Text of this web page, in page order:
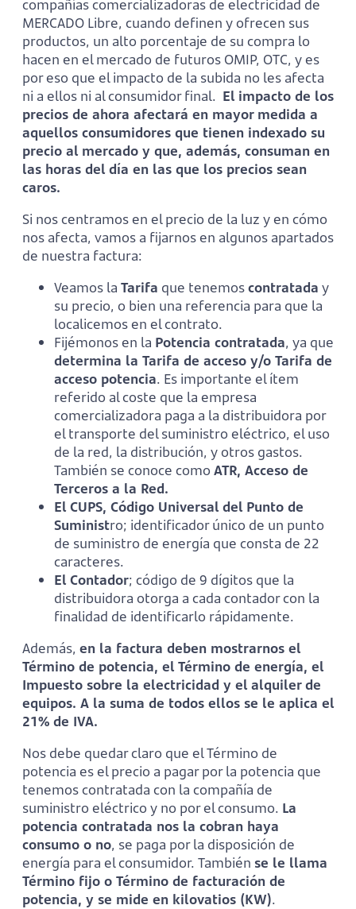
compañías comercializadoras de electricidad de
MERCADO Libre, cuando definen y ofrecen sus
productos, un alto porcentaje de su compra lo
hacen en el mercado de futuros OMIP, OTC, y es
por eso que el impacto de la subida no les afecta
ni a ellos ni al consumidor final. El impacto de los
precios de ahora afectará en mayor medida a
aquellos consumidores que tienen indexado su
precio al mercado y que, además, consuman en
las horas del día en las que los precios sean
caros.
Si nos centramos en el precio de la luz y en cómo
nos afecta, vamos a fijarnos en algunos apartados
de nuestra factura:
Veamos la Tarifa que tenemoscontratada y
su precio, o bien una referencia para que la
localicemos en el contrato.
Fijémonos en la Potencia contratada, ya que
determina la Tarifa de acceso y/o Tarifa de
acceso potencia. Es importante el ítem
referido al coste que la empresa
comercializadora paga a la distribuidora por
el transporte del suministro eléctrico, el uso
de la red, la distribución, y otros gastos.
También se conoce como ATR, Acceso de
Terceros a la Red.
El CUPS, Código Universal del Punto de
Suministro; identificador único de un punto
de suministro de energía que consta de 22
caracteres.
El Contador; código de 9 dígitos que la
distribuidora otorga a cada contador con la
finalidad de identificarlo rápidamente.
Además, en la factura deben mostrarnos el
Término de potencia, el Término de energía, el
Impuesto sobre la electricidad y el alquiler de
equipos. A la suma de todos ellos se le aplica el
21% de IVA.
Nos debe quedar claro que el Término de
potencia es el precio a pagar por la potencia que
tenemos contratada con la compañía de
suministro eléctrico y no por el consumo. La
potencia contratada nos la cobran haya
consumo o no, se paga por la disposición de
energía para el consumidor. También se le llama
Término fijo o Término de facturación de
potencia, y se mide en kilovatios (KW).